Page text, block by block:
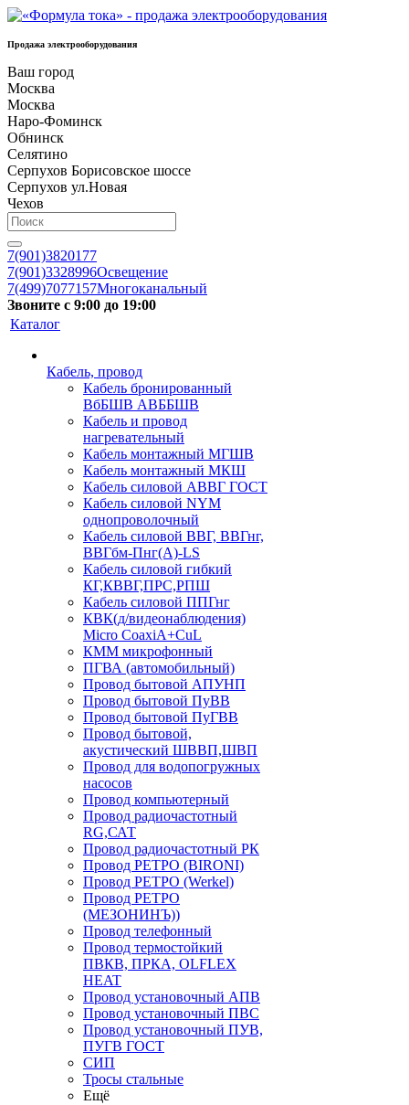
Продажа электрооборудования
Ваш город
Москва
Москва
Наро-Фоминск
Обнинск
Селятино
Серпухов Борисовское шоссе
Серпухов ул.Новая
Чехов
7(901)3820177
7(901)3328996Освещение
7(499)7077157Многоканальный
Звоните с 9:00 до 19:00
Каталог
Кабель, провод
Кабель бронированный
ВбБШВ АВББШВ
Кабель и провод
нагревательный
Кабель монтажный МГШВ
Кабель монтажный МКШ
Кабель силовой АВВГ ГОСТ
Кабель силовой NYM
однопроволочный
Кабель силовой ВВГ, ВВГнг,
ВВГбм-Пнг(А)-LS
Кабель силовой гибкий
КГ,КВВГ,ПРС,РПШ
Кабель силовой ППГнг
КВК(д/видеонаблюдения)
Micro CoaxiA+CuL
КММ микрофонный
ПГВА (автомобильный)
Провод бытовой АПУНП
Провод бытовой ПуВВ
Провод бытовой ПуГВВ
Провод бытовой,
акустический ШВВП,ШВП
Провод для водопогружных
насосов
Провод компьютерный
Провод радиочастотный
RG,САТ
Провод радиочастотный РК
Провод РЕТРО (BIRONI)
Провод РЕТРО (Werkel)
Провод РЕТРО
(МЕЗОНИНЪ))
Провод телефонный
Провод термостойкий
ПВКВ, ПРКА, OLFLEX
HEAT
Провод установочный АПВ
Провод установочный ПВС
Провод установочный ПУВ,
ПУГВ ГОСТ
СИП
Тросы стальные
Ещё